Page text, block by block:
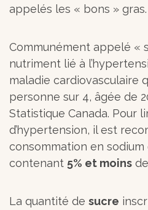
appelés les « bons » gras.
Communément appelé «
nutriment lié à
maladie cardiovasculaire
personne sur 4, âgée de
Statistique Canada. Pour
d’hypertension, il est
consommation en
contenant 5% et moins
La quantité de sucre